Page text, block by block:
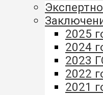
2025
2024
2023
2022
2021